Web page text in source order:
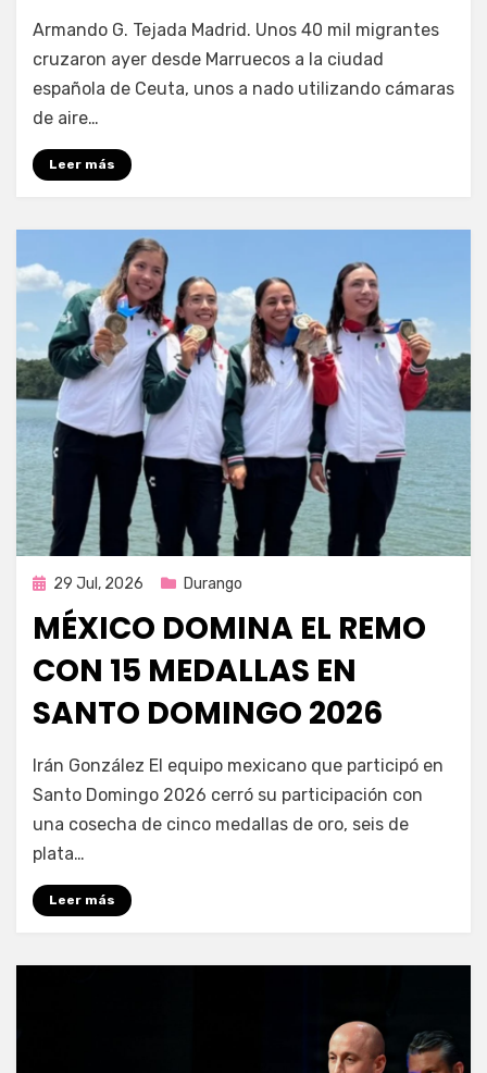
Fernando Miranda Servín
Armando G. Tejada Madrid. Unos 40 mil migrantes
cruzaron ayer desde Marruecos a la ciudad
española de Ceuta, unos a nado utilizando cámaras
de aire…
Leer más
Publicada
29 Jul, 2026 Durango
MÉXICO DOMINA EL REMO
CON 15 MEDALLAS EN
SANTO DOMINGO 2026
por Fernando Miranda Servín
Irán González El equipo mexicano que participó en
Santo Domingo 2026 cerró su participación con
una cosecha de cinco medallas de oro, seis de
plata…
Leer más